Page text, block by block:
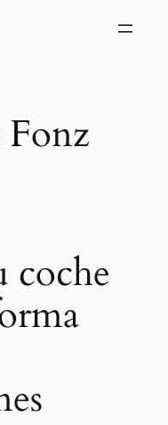
Fonz
coche